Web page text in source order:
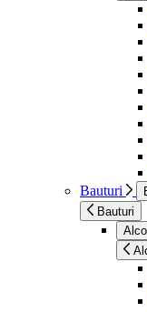
Bauturi
Bauturi